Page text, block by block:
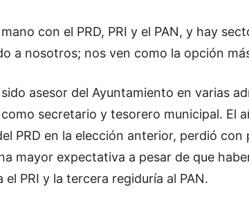
con el PRD, PRI y el PAN, y hay
a nosotros; nos ven como la opción
asesor del Ayuntamiento en varias
secretario y tesorero municipal. El
PRD en la elección anterior, perdió con
mayor expectativa a pesar de que
el PRI y la tercera regiduría al PAN.